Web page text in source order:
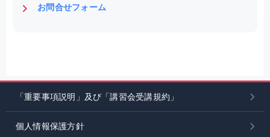
お問合せフォーム
「重要事項説明」及び「講習会受講規約」
個人情報保護方針